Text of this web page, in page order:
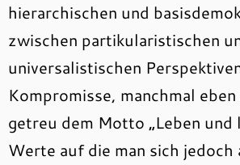
hierarchischen und
zwischen partikularistischen
universalistischen
Kompromisse, manchmal
getreu dem Motto „Leben und
Werte auf die man sich jedoch